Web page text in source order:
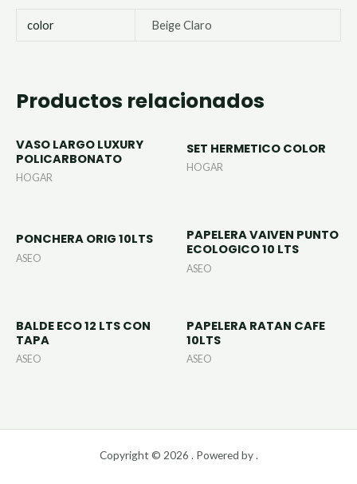
color Beige Claro
Productos relacionados
VASO LARGO LUXURY
POLICARBONATO
HOGAR
SET HERMETICO COLOR
HOGAR
PONCHERA ORIG 10LTS
ASEO
PAPELERA VAIVEN PUNTO
ECOLOGICO 10 LTS
ASEO
BALDE ECO 12 LTS CON
TAPA
ASEO
PAPELERA RATAN CAFE
10LTS
ASEO
Copyright © 2026 . Powered by .